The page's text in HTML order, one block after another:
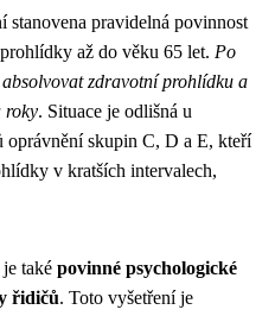
stanovena pravidelná povinnost
až do věku 65 let. Po
zdravotní prohlídku a
roky. Situace je odlišná u
oprávnění skupin C, D a E, kteří
v kratších intervalech,
také povinné psychologické
řidičů. Toto vyšetření je